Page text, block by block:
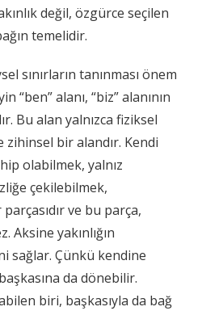
değil, özgürce seçilen
temelidir.
sınırların tanınması önem
“ben” alanı, “biz” alanının
Bu alan yalnızca fiziksel
zihinsel bir alandır. Kendi
olabilmek, yalnız
çekilebilmek,
ve bu parça,
Aksine yakınlığın
sağlar. Çünkü kendine
da dönebilir.
biri, başkasıyla da bağ